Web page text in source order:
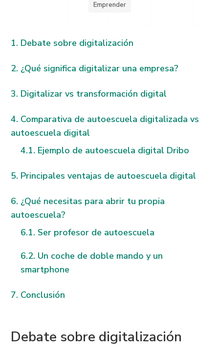
Emprender
Debate sobre digitalización
¿Qué significa digitalizar una empresa?
Digitalizar vs transformación digital
Comparativa de autoescuela digitalizada vs
autoescuela digital
Ejemplo de autoescuela digital Dribo
Principales ventajas de autoescuela digital
¿Qué necesitas para abrir tu propia
autoescuela?
Ser profesor de autoescuela
Un coche de doble mando y un
smartphone
Conclusión
Debate sobre digitalización